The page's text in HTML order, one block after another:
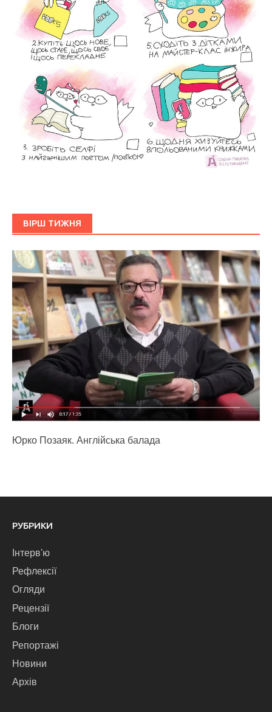
ВІРШ ТИЖНЯ
Юрко Позаяк. Англійська балада
РУБРИКИ
Інтерв'ю
Рефлексії
Огляди
Рецензії
Блоги
Репортажі
Новини
Архів